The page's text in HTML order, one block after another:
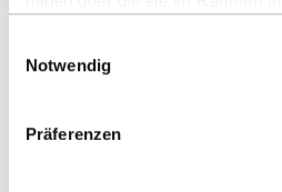
Alles zum Thema Cookies und
Datenverarbeitung entnehmen
Notwendig
Präferenzen